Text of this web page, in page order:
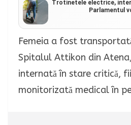
Trotinetele electrice,
Parlamentul
Femeia a fost
Spitalul Attikon din
internată în stare critică,
monitorizată medical în